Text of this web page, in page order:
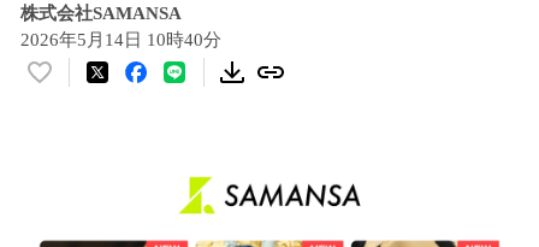
株式会社SAMANSA
2026年5月14日 10時40分
い
読